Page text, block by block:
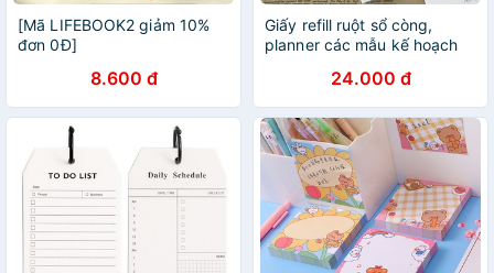
[Mã LIFEBOOK2 giảm 10%
đơn 0Đ]
8.600 đ
Giấy refill ruột sổ còng,
planner các mẫu kế hoạch
list khổ A6/A5 bullet journal
24.000 đ